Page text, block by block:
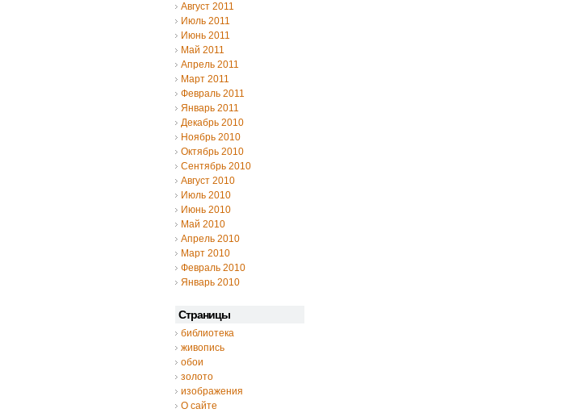
Август 2011
Июль 2011
Июнь 2011
Май 2011
Апрель 2011
Март 2011
Февраль 2011
Январь 2011
Декабрь 2010
Ноябрь 2010
Октябрь 2010
Сентябрь 2010
Август 2010
Июль 2010
Июнь 2010
Май 2010
Апрель 2010
Март 2010
Февраль 2010
Январь 2010
Страницы
библиотека
живопись
обои
золото
изображения
О сайте